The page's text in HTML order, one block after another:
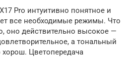
Pro интуитивно понятное и
все необходимые режимы. Что
оно действительно высокое —
а тональный
Цветопередача